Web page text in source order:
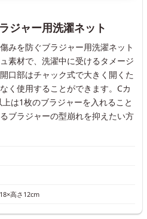
ジャー用洗濯ネット
みを防ぐブラジャー用洗濯ネット
素材で、洗濯中に受けるタメージ
口部はチャック式で大きく開くた
く使用することができます。Cカ
は1枚のブラジャーを入れること
ブラジャーの型崩れを抑えたい方
高さ12cm